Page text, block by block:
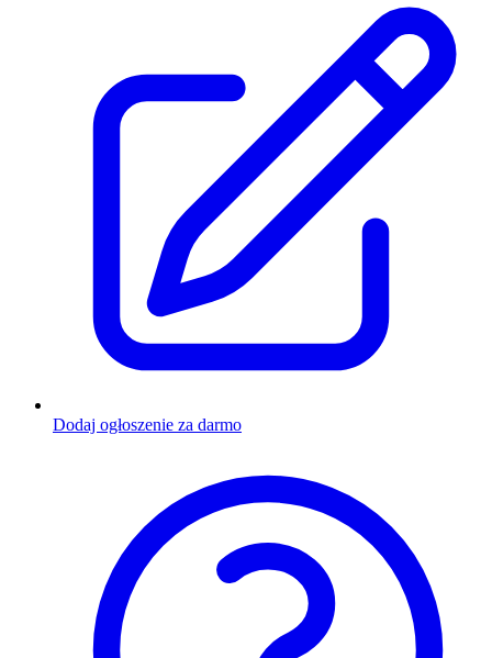
Dodaj ogłoszenie za darmo